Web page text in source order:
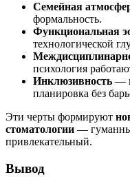
Семейная
формальность.
Функциональная
технологической
психология
Инклюзивность —
планировка без
Эти черты формируют
стоматологии —
привлекательный.
Вывод